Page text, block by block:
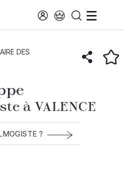
Valence
DES
à VALENCE
?